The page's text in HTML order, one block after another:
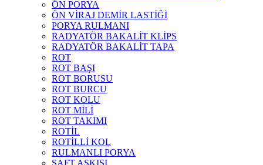
ÖN PORYA
ÖN VİRAJ DEMİR LASTİĞİ
PORYA RULMANI
RADYATÖR BAKALİT KLİPS
RADYATÖR BAKALİT TAPA
ROT
ROT BAŞI
ROT BORUSU
ROT BURCU
ROT KOLU
ROT MİLİ
ROT TAKIMI
ROTİL
ROTİLLİ KOL
RULMANLI PORYA